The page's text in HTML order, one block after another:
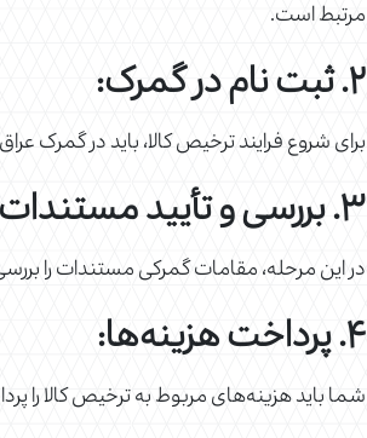
مرتبط است.
۲. ثبت نام در گمرک:
برای شروع فرایند ترخیص کالا، باید در گمرک
۳. بررسی و تأیید مستندات:
در این مرحله، مقامات گمرکی مستندات را
۴. پرداخت هزینه‌ها:
شما باید هزینه‌های مربوط به ترخیص کالا را